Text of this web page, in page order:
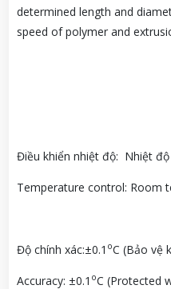
determined length and
speed of polymer and
Điều khiển nhiệt độ: Nhiệt độ
Temperature control: Room
Độ chính xác:±0.1 oC (Bảo vệ
Accuracy: ±0.1 oC (Protected